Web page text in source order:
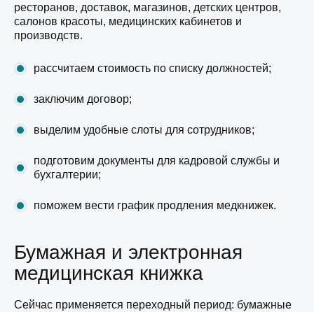
ресторанов, доставок, магазинов, детских центров,
салонов красоты, медицинских кабинетов и
производств.
рассчитаем стоимость по списку должностей;
заключим договор;
выделим удобные слоты для сотрудников;
подготовим документы для кадровой службы и
бухгалтерии;
поможем вести график продления медкнижек.
Бумажная и электронная
медицинская книжка
Сейчас применяется переходный период: бумажные